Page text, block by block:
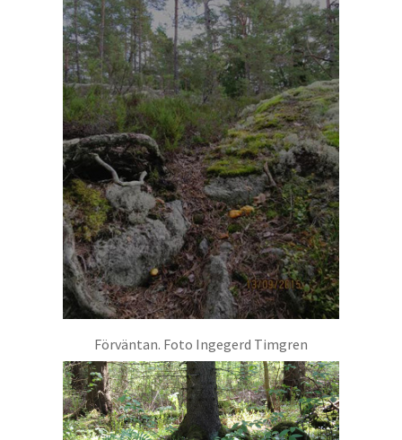
Förväntan. Foto Ingegerd Timgren